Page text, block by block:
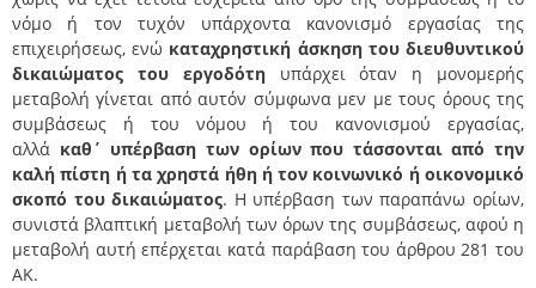
νόμο ή τον τυχόν υπάρχοντα κανονισμό εργασίας της
επιχειρήσεως, ενώ καταχρηστική άσκηση του διευθυντικού
δικαιώματος του εργοδότη υπάρχει όταν η μονομερής
μεταβολή γίνεται από αυτόν σύμφωνα μεν με τους όρους της
συμβάσεως ή του νόμου ή του κανονισμού εργασίας,
αλλά καθ΄ υπέρβαση των ορίων που τάσσονται από την
καλή πίστη ή τα χρηστά ήθη ή τον κοινωνικό ή οικονομικό
σκοπό του δικαιώματος. Η υπέρβαση των παραπάνω ορίων,
συνιστά βλαπτική μεταβολή των όρων της συμβάσεως, αφού η
μεταβολή αυτή επέρχεται κατά παράβαση του άρθρου 281 του
ΑΚ.